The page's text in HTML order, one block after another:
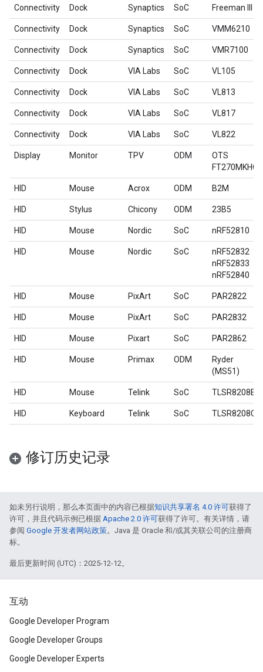
Connectivity Dock Synaptics SoC Freeman III
Connectivity Dock Synaptics SoC VMM6210
Connectivity Dock Synaptics SoC VMR7100
Connectivity Dock VIA Labs SoC VL105
Connectivity Dock VIA Labs SoC VL813
Connectivity Dock VIA Labs SoC VL817
Connectivity Dock VIA Labs SoC VL822
Display Monitor TPV ODM
OTS
FT270MKHC
HID Mouse Acrox ODM B2M
HID Stylus Chicony ODM 23B5
HID Mouse Nordic SoC nRF52810
HID Mouse Nordic SoC
nRF52832
nRF52833
nRF52840
HID Mouse PixArt SoC PAR2822
HID Mouse PixArt SoC PAR2832
HID Mouse Pixart SoC PAR2862
HID Mouse Primax ODM
Ryder
(MS51)
HID Mouse Telink SoC TLSR8208B
HID Keyboard Telink SoC TLSR8208C
修订历史记录
如未另行说明，那么本页面中的内容已根据知识共享署名 4.0 许可获得了
许可，并且代码示例已根据 Apache 2.0 许可获得了许可。有关详情，请
参阅 Google 开发者网站政策。Java 是 Oracle 和/或其关联公司的注册商
标。
最后更新时间 (UTC)：2025-12-12。
互动
Google Developer Program
Google Developer Groups
Google Developer Experts